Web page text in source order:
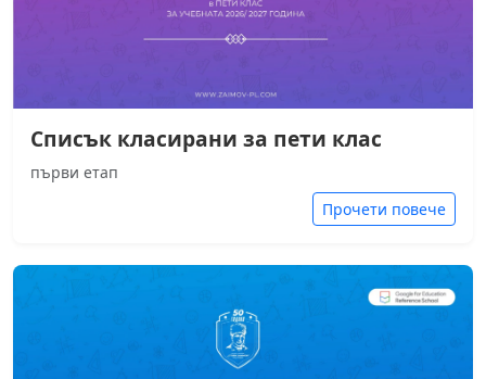
Списък класирани за пети клас
първи етап
Прочети повече